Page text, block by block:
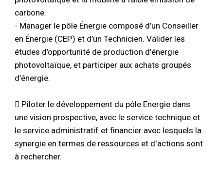
carbone.
- Manager le pôle Énergie composé d’un Conseiller
en Énergie (CEP) et d’un Technicien. Valider les
études d’opportunité de production d’énergie
photovoltaïque, et participer aux achats groupés
d’énergie.
 Piloter le développement du pôle Energie dans
une vision prospective, avec le service technique et
le service administratif et financier avec lesquels la
synergie en termes de ressources et d'actions sont
à rechercher.